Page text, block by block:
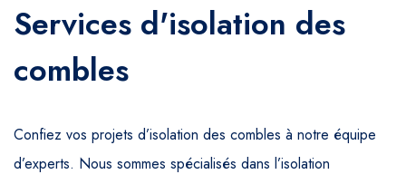
Services d'isolation des
combles
Confiez vos projets d’isolation des combles à notre équipe
d’experts. Nous sommes spécialisés dans l’isolation